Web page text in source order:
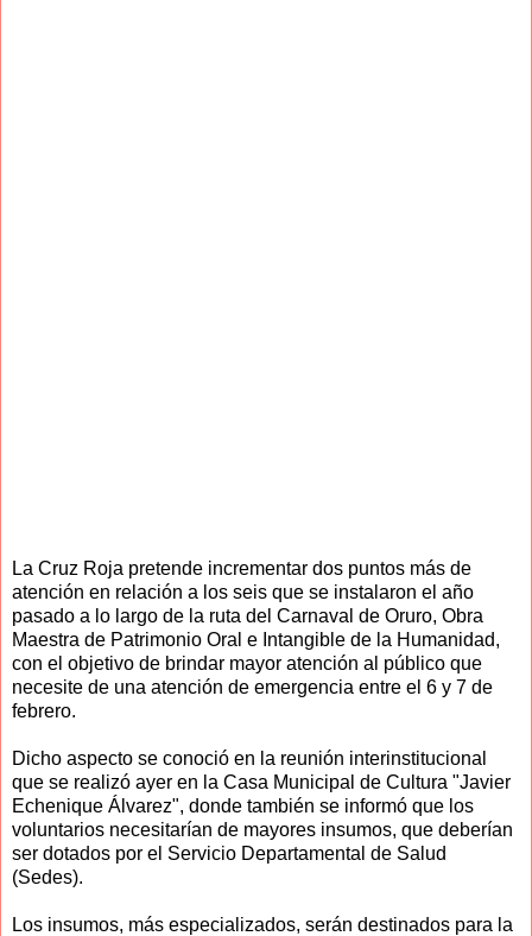
La Cruz Roja pretende incrementar dos puntos más de
atención en relación a los seis que se instalaron el año
pasado a lo largo de la ruta del Carnaval de Oruro, Obra
Maestra de Patrimonio Oral e Intangible de la Humanidad,
con el objetivo de brindar mayor atención al público que
necesite de una atención de emergencia entre el 6 y 7 de
febrero.
Dicho aspecto se conoció en la reunión interinstitucional
que se realizó ayer en la Casa Municipal de Cultura "Javier
Echenique Álvarez", donde también se informó que los
voluntarios necesitarían de mayores insumos, que deberían
ser dotados por el Servicio Departamental de Salud
(Sedes).
Los insumos, más especializados, serán destinados para la